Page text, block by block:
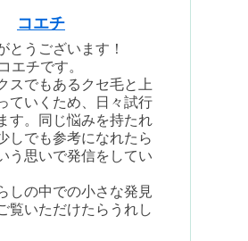
コエチ
とうございます！
エチです。
スでもあるクセ毛と上
ていくため、日々試行
す。同じ悩みを持たれ
しでも参考になれたら
う思いで発信をしてい
しの中での小さな発見
覧いただけたらうれし